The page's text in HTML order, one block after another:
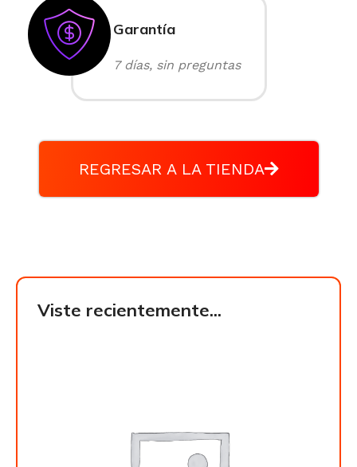
Garantía
7 días, sin preguntas
REGRESAR A LA TIENDA
Viste recientemente...